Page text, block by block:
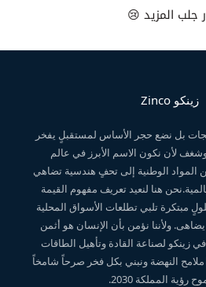
جلب المزيد 😢
بل نضع حجر الأساس لمستقبلٍ يفخر
لأن نكون الاسم الأبرز في عالم
الوطنية إلى تحفٍ هندسية تضاهي
هنا لنعيد تعريف مفهوم القيمة
مبتكرة تلبي تطلعات الأسواق المحلية
يضاهى. ولأننا نؤمن بأن الإنسان هو أثمن
زينكو لصناعة القادة وتأهيل الطاقات
ملامح النهضة ونبني بكل فخر صرحاً شامخاً
المملكة 2030.